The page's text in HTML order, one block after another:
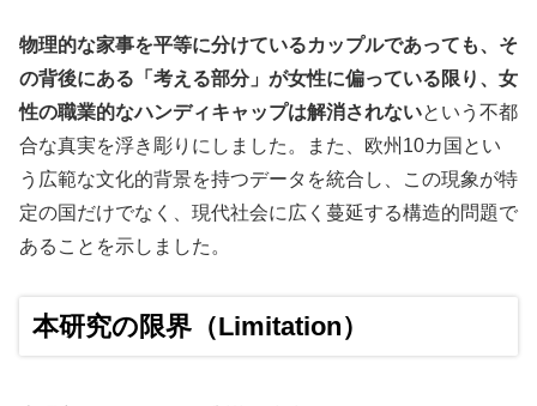
物理的な家事を平等に分けているカップルであっても、そ
の背後にある「考える部分」が女性に偏っている限り、女
性の職業的なハンディキャップは解消されないという不都
合な真実を浮き彫りにしました。また、欧州10カ国とい
う広範な文化的背景を持つデータを統合し、この現象が特
定の国だけでなく、現代社会に広く蔓延する構造的問題で
あることを示しました。
本研究の限界（Limitation）